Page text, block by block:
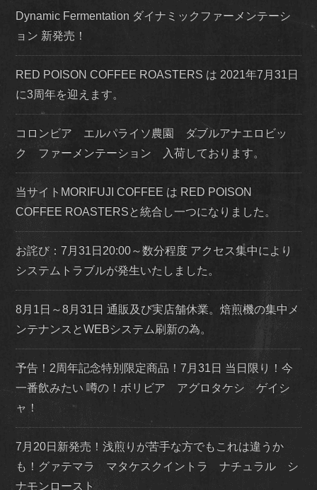
Dynamic Fermentation ダイナミックファーメンテーシ
ョン 新発売！
RED POISON COFFEE ROASTERS は 2021年7月31日
に3周年を迎えます。
コロンビア エルパライソ農園 ダブルアナエロビッ
ク ファーメンテーション 入荷しております。
当サイトMORIFUJI COFFEE は RED POISON
COFFEE ROASTERSと統合し一つになりました。
お詫び：7月31日20:00～数分程度 アクセス集中により
システムトラブルが発生いたしました。
8月1日～8月31日 通販及び実店舗休業。焙煎機の集中メ
ンテナンスとWEBシステム刷新の為。
予告！2周年記念特別限定商品！7月31日 当日限り！今
一番飲みたい 噂の！ボリビア アグロタケシ ゲイシ
ャ！
7月20日新発売！浅煎りが苦手な方でもこれは違うか
も！グァテマラ マタケスクイントラ ナチュラル シ
ナモンロースト